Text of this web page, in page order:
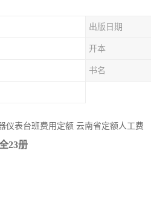
出版日期
开本
书名
仪表台班费用定额 云南省定额人工费
23册